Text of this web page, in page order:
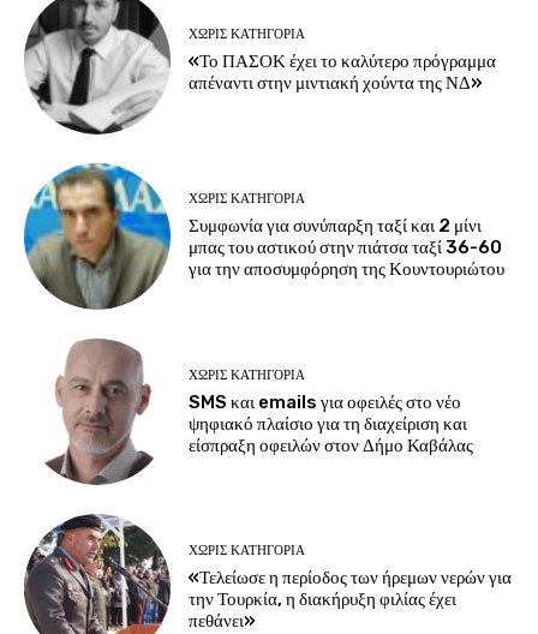
ΧΩΡΊΣ ΚΑΤΗΓΟΡΊΑ
«Το ΠΑΣΟΚ έχει το καλύτερο πρόγραμμα
απέναντι στην μιντιακή χούντα της ΝΔ»
ΧΩΡΊΣ ΚΑΤΗΓΟΡΊΑ
Συμφωνία για συνύπαρξη ταξί και 2 μίνι
μπας του αστικού στην πιάτσα ταξί 36-60
για την αποσυμφόρηση της Κουντουριώτου
ΧΩΡΊΣ ΚΑΤΗΓΟΡΊΑ
SMS και emails για οφειλές στο νέο
ψηφιακό πλαίσιο για τη διαχείριση και
είσπραξη οφειλών στον Δήμο Καβάλας
ΧΩΡΊΣ ΚΑΤΗΓΟΡΊΑ
«Τελείωσε η περίοδος των ήρεμων νερών για
την Τουρκία, η διακήρυξη φιλίας έχει
πεθάνει»